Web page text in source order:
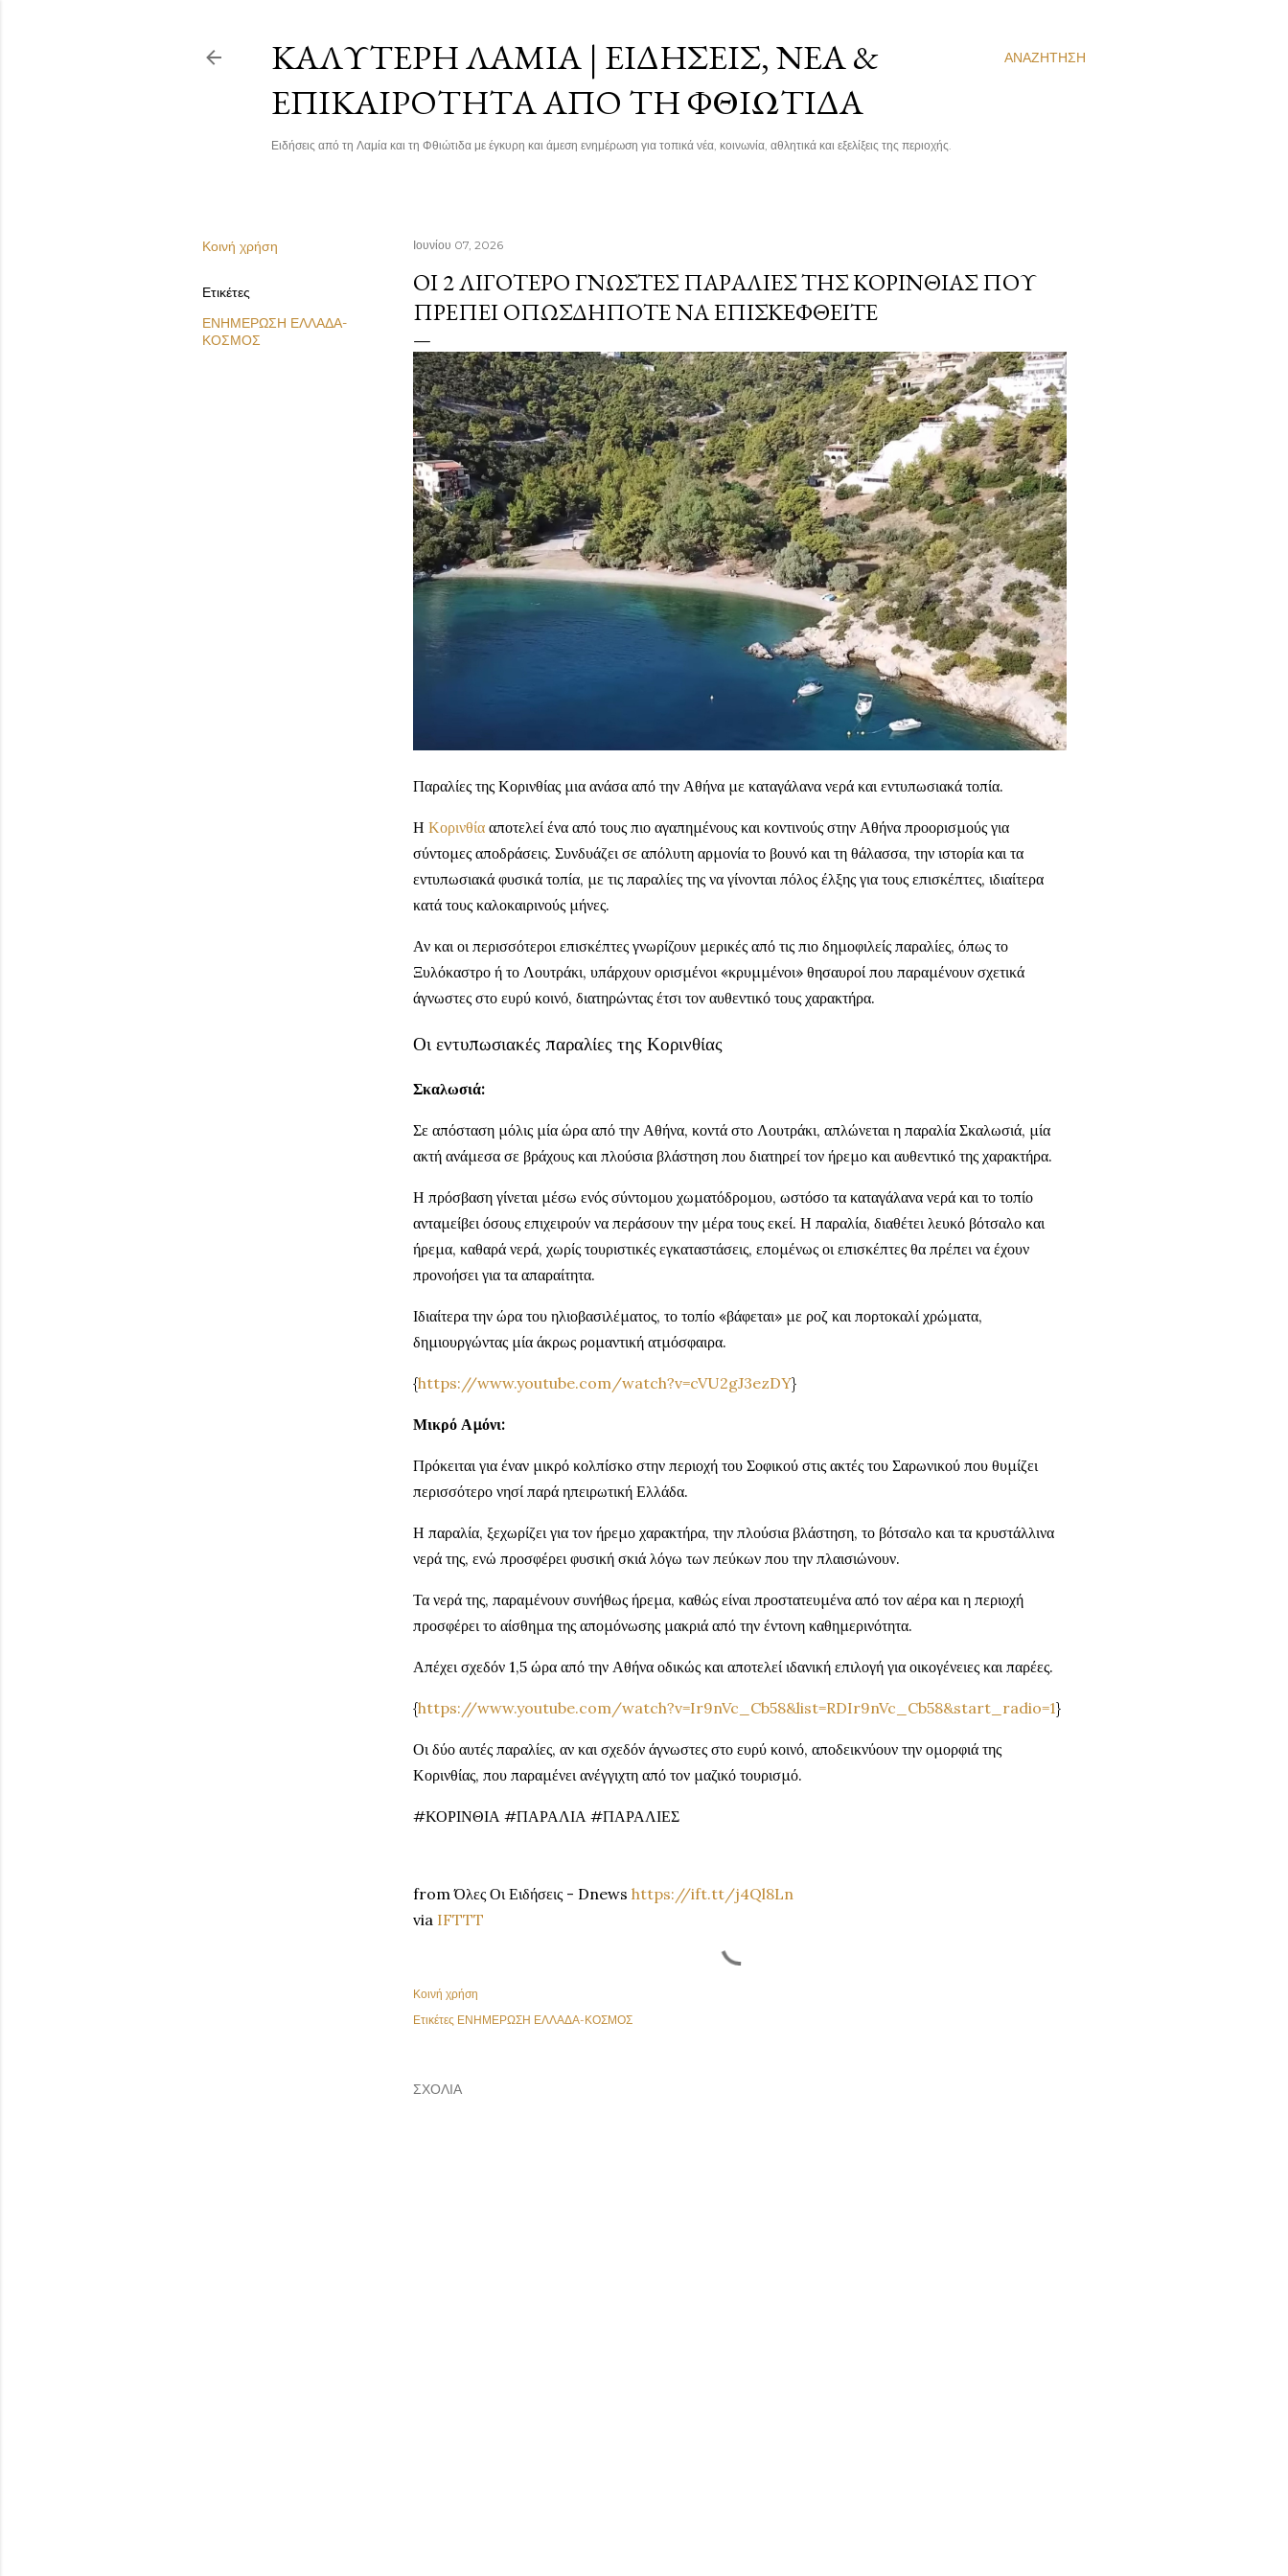
ΑΝΑΖΉΤΗΣΗ
ΚΑΛΎΤΕΡΗ ΛΑΜΊΑ | ΕΙΔΉΣΕΙΣ, ΝΈΑ &
ΕΠΙΚΑΙΡΌΤΗΤΑ ΑΠΌ ΤΗ ΦΘΙΏΤΙΔΑ
Ειδήσεις από τη Λαμία και τη Φθιώτιδα με έγκυρη και άμεση ενημέρωση για τοπικά νέα, κοινωνία, αθλητικά και εξελίξεις της περιοχής.
Κοινή χρήση
Ετικέτες
ΕΝΗΜΕΡΩΣΗ ΕΛΛΑΔΑ-
ΚΟΣΜΟΣ
Ιουνίου 07, 2026
ΟΙ 2 ΛΙΓΌΤΕΡΟ ΓΝΩΣΤΈΣ ΠΑΡΑΛΊΕΣ ΤΗΣ ΚΟΡΙΝΘΊΑΣ ΠΟΥ
ΠΡΈΠΕΙ ΟΠΩΣΔΉΠΟΤΕ ΝΑ ΕΠΙΣΚΕΦΘΕΊΤΕ
Παραλίες της Κορινθίας μια ανάσα από την Αθήνα με καταγάλανα νερά και εντυπωσιακά τοπία.
Η Κορινθία αποτελεί ένα από τους πιο αγαπημένους και κοντινούς στην Αθήνα προορισμούς για
σύντομες αποδράσεις. Συνδυάζει σε απόλυτη αρμονία το βουνό και τη θάλασσα, την ιστορία και τα
εντυπωσιακά φυσικά τοπία, με τις παραλίες της να γίνονται πόλος έλξης για τους επισκέπτες, ιδιαίτερα
κατά τους καλοκαιρινούς μήνες.
Αν και οι περισσότεροι επισκέπτες γνωρίζουν μερικές από τις πιο δημοφιλείς παραλίες, όπως το
Ξυλόκαστρο ή το Λουτράκι, υπάρχουν ορισμένοι «κρυμμένοι» θησαυροί που παραμένουν σχετικά
άγνωστες στο ευρύ κοινό, διατηρώντας έτσι τον αυθεντικό τους χαρακτήρα.
Οι εντυπωσιακές παραλίες της Κορινθίας
Σκαλωσιά:
Σε απόσταση μόλις μία ώρα από την Αθήνα, κοντά στο Λουτράκι, απλώνεται η παραλία Σκαλωσιά, μία
ακτή ανάμεσα σε βράχους και πλούσια βλάστηση που διατηρεί τον ήρεμο και αυθεντικό της χαρακτήρα.
Η πρόσβαση γίνεται μέσω ενός σύντομου χωματόδρομου, ωστόσο τα καταγάλανα νερά και το τοπίο
ανταμείβει όσους επιχειρούν να περάσουν την μέρα τους εκεί. Η παραλία, διαθέτει λευκό βότσαλο και
ήρεμα, καθαρά νερά, χωρίς τουριστικές εγκαταστάσεις, επομένως οι επισκέπτες θα πρέπει να έχουν
προνοήσει για τα απαραίτητα.
Ιδιαίτερα την ώρα του ηλιοβασιλέματος, το τοπίο «βάφεται» με ροζ και πορτοκαλί χρώματα,
δημιουργώντας μία άκρως ρομαντική ατμόσφαιρα.
{https://www.youtube.com/watch?v=cVU2gJ3ezDY}
Μικρό Αμόνι:
Πρόκειται για έναν μικρό κολπίσκο στην περιοχή του Σοφικού στις ακτές του Σαρωνικού που θυμίζει
περισσότερο νησί παρά ηπειρωτική Ελλάδα.
Η παραλία, ξεχωρίζει για τον ήρεμο χαρακτήρα, την πλούσια βλάστηση, το βότσαλο και τα κρυστάλλινα
νερά της, ενώ προσφέρει φυσική σκιά λόγω των πεύκων που την πλαισιώνουν.
Τα νερά της, παραμένουν συνήθως ήρεμα, καθώς είναι προστατευμένα από τον αέρα και η περιοχή
προσφέρει το αίσθημα της απομόνωσης μακριά από την έντονη καθημερινότητα.
Απέχει σχεδόν 1,5 ώρα από την Αθήνα οδικώς και αποτελεί ιδανική επιλογή για οικογένειες και παρέες.
{https://www.youtube.com/watch?v=Ir9nVc_Cb58&list=RDIr9nVc_Cb58&start_radio=1}
Οι δύο αυτές παραλίες, αν και σχεδόν άγνωστες στο ευρύ κοινό, αποδεικνύουν την ομορφιά της
Κορινθίας, που παραμένει ανέγγιχτη από τον μαζικό τουρισμό.
#ΚΟΡΙΝΘΙΑ #ΠΑΡΑΛΙΑ #ΠΑΡΑΛΙΕΣ
from Όλες Οι Ειδήσεις - Dnews https://ift.tt/j4Ql8Ln
via IFTTT
Κοινή χρήση
Ετικέτες ΕΝΗΜΕΡΩΣΗ ΕΛΛΑΔΑ-ΚΟΣΜΟΣ
ΣΧΌΛΙΑ